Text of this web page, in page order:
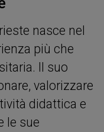
nasce nel
più che
Il suo
valorizzare
didattica e
le sue